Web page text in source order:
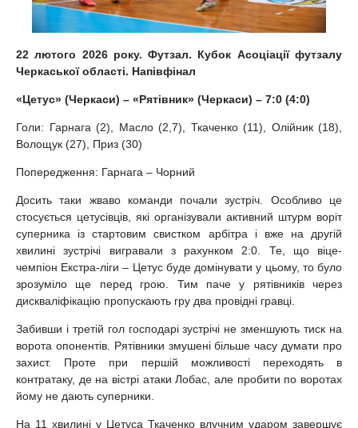
22 лютого 2026 року.Футзал. Кубок Асоціації футзалу
Черкаської області. Напівфінал
«Цетус» (Черкаси) – «Рятівник» (Черкаси) – 7:0 (4:0)
Голи: Гарнага (2), Масло (2,7), Ткаченко (11), Олійник (18),
Волощук (27), Приз (30)
Попередження: Гарнага – Чорний
Досить таки жваво команди почали зустріч. Особливо це
стосується цетусівців, які організували активний штурм воріт
суперника із стартовим свистком арбітра і вже на другій
хвилині зустрічі вигравали з рахунком 2:0. Те, що віце-
чемпіон Екстра-ліги – Цетус буде домінувати у цьому, то було
зрозуміло ще перед грою. Тим паче у рятівників через
дискваліфікацію пропускають гру два провідні гравці.
Забивши і третій гол господарі зустрічі не зменшують тиск на
ворота опонентів. Рятівники змушені більше часу думати про
захист. Проте при першій можливості переходять в
контратаку, де на вістрі атаки Лобас, але пробити по воротах
йому не дають суперники.
На 11 хвилині у Цетуса Ткаченко влучним ударом завершує